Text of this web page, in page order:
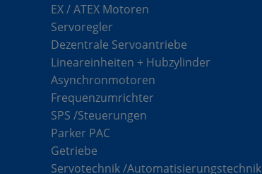
EX / ATEX Motoren
Servoregler
Dezentrale Servoantriebe
Lineareinheiten + Hubzylinder
Asynchronmotoren
Frequenzumrichter
SPS /Steuerungen
Parker PAC
Getriebe
Servotechnik /Automatisierungstechnik